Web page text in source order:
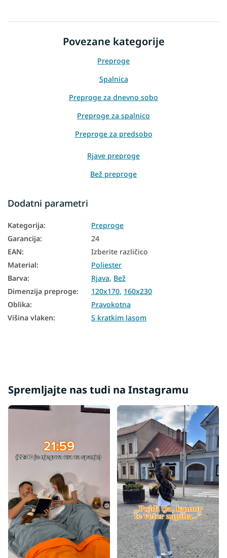
Povezane kategorije
Preproge
Spalnica
Preproge za dnevno sobo
Preproge za spalnico
Preproge za predsobo
Rjave preproge
Bež preproge
Dodatni parametri
Kategorija:
Preproge
Garancija:
24
EAN:
Izberite različico
Material:
Poliester
Barva: Rjava, Bež
Dimenzija preproge: 120x170, 160x230
Oblika:
Pravokotna
Višina vlaken: S kratkim lasom
Spremljajte nas tudi na Instagramu